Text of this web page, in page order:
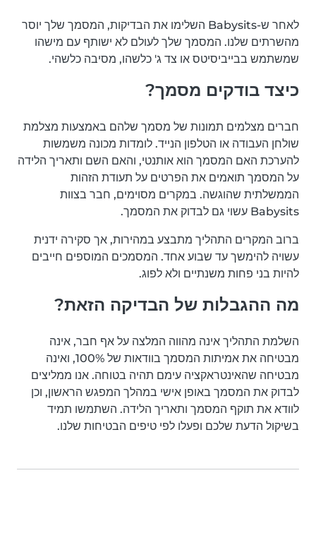
לאחר ש-Babysits השלימו את הבדיקות, המסמך שלך יוסר
מהשרתים שלנו. המסמך שלך לעולם לא ישותף עם מישהו
שמשתמש בבייביסיטס או צד ג' כלשהו, מסיבה כלשהי.
כיצד בודקים מסמך?
חברים מצלמים תמונות של מסמך שלהם באמצעות מצלמת
שולחן העבודה או הטלפון הנייד. לומדות מכונה משמשות
להערכת האם המסמך הוא אותנטי, והאם השם ותאריך הלידה
על המסמך תואמים את הפרטים על תעודת הזהות
הממשלתית שהוגשה. במקרים מסוימים, חבר בצוות
Babysits עשוי גם לבדוק את המסמך.
ברוב המקרים התהליך מתבצע במהירות, אך סקירה ידנית
עשויה להימשך עד שבוע אחד. המסמכים המוספים חייבים
להיות בני פחות משנתיים ולא לפוג.
מה ההגבלות של הבדיקה הזאת?
השלמת התהליך אינה מהווה המלצה על אף חבר, אינה
מבטיחה את אמיתות המסמך בוודאות של 100%, ואינה
מבטיחה שהאינטראקציה עימם תהיה בטוחה. אנו ממליצים
לבדוק את המסמך באופן אישי במהלך המפגש הראשון, וכן
לוודא את תוקף המסמך ותאריך הלידה. השתמשו תמיד
בשיקול הדעת שלכם ופעלו לפי טיפים הבטיחות שלנו.